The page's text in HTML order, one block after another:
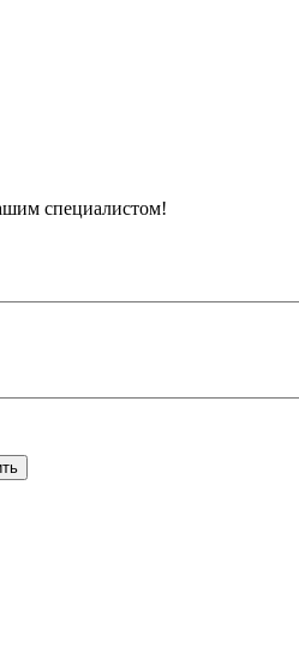
специалистом!